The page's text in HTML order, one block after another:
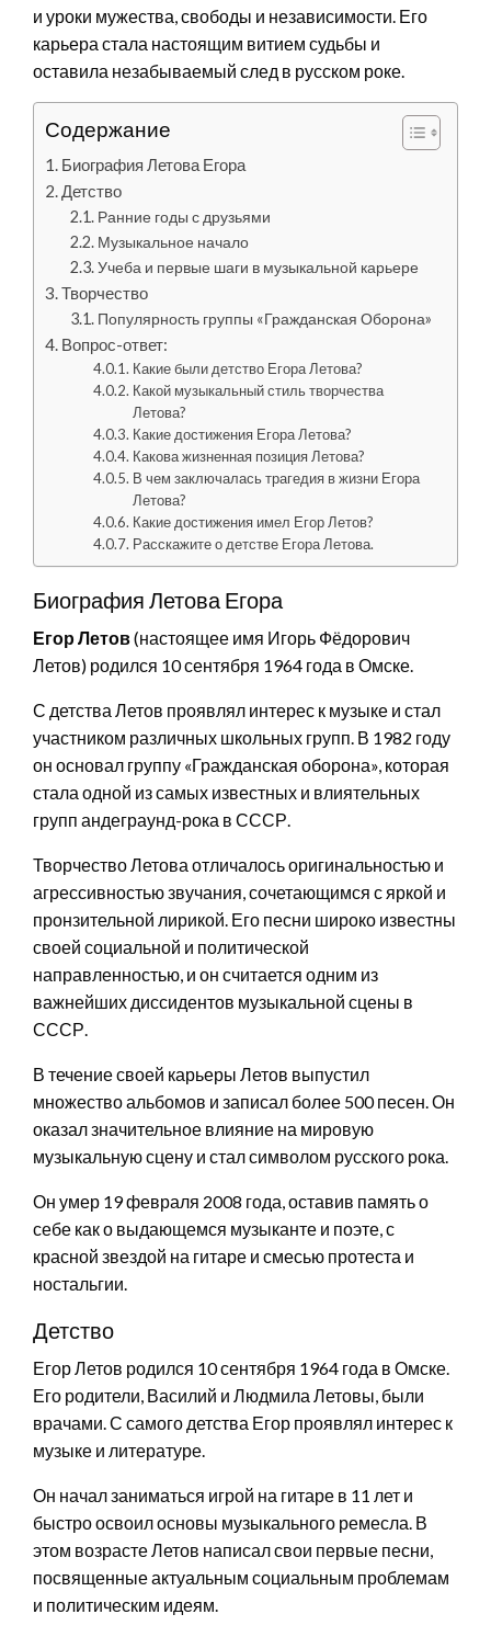
и уроки мужества, свободы и независимости. Его
карьера стала настоящим витием судьбы и
оставила незабываемый след в русском роке.
Содержание
Биография Летова Егора
Детство
Ранние годы с друзьями
Музыкальное начало
Учеба и первые шаги в музыкальной карьере
Творчество
Популярность группы «Гражданская Оборона»
Вопрос-ответ:
Какие были детство Егора Летова?
Какой музыкальный стиль творчества
Летова?
Какие достижения Егора Летова?
Какова жизненная позиция Летова?
В чем заключалась трагедия в жизни Егора
Летова?
Какие достижения имел Егор Летов?
Расскажите о детстве Егора Летова.
Биография Летова Егора
Егор Летов(настоящее имя Игорь Фёдорович
Летов) родился 10 сентября 1964 года в Омске.
С детства Летов проявлял интерес к музыке и стал
участником различных школьных групп. В 1982 году
он основал группу «Гражданская оборона», которая
стала одной из самых известных и влиятельных
групп андеграунд-рока в СССР.
Творчество Летова отличалось оригинальностью и
агрессивностью звучания, сочетающимся с яркой и
пронзительной лирикой. Его песни широко известны
своей социальной и политической
направленностью, и он считается одним из
важнейших диссидентов музыкальной сцены в
СССР.
В течение своей карьеры Летов выпустил
множество альбомов и записал более 500 песен. Он
оказал значительное влияние на мировую
музыкальную сцену и стал символом русского рока.
Он умер 19 февраля 2008 года, оставив память о
себе как о выдающемся музыканте и поэте, с
красной звездой на гитаре и смесью протеста и
ностальгии.
Детство
Егор Летов родился 10 сентября 1964 года в Омске.
Его родители, Василий и Людмила Летовы, были
врачами. С самого детства Егор проявлял интерес к
музыке и литературе.
Он начал заниматься игрой на гитаре в 11 лет и
быстро освоил основы музыкального ремесла. В
этом возрасте Летов написал свои первые песни,
посвященные актуальным социальным проблемам
и политическим идеям.